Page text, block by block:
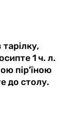
1 ч. л.
пір'їною
до столу.